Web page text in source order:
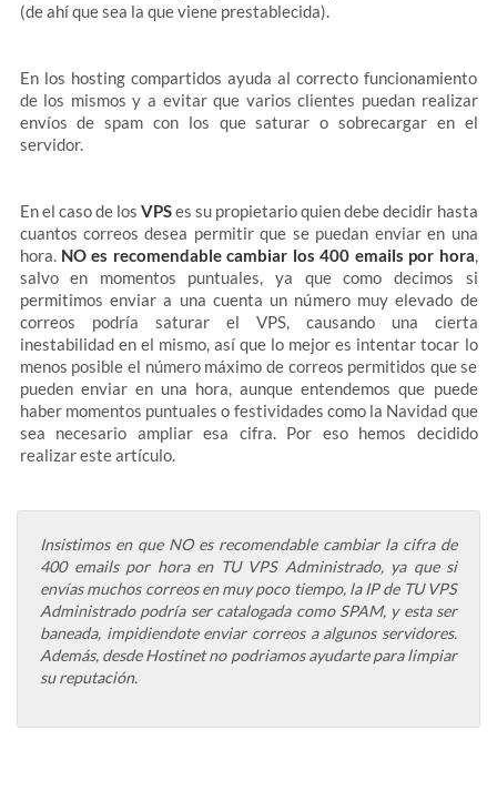
(de ahí que sea la que viene prestablecida).
En los hosting compartidos ayuda al correcto funcionamiento
de los mismos y a evitar que varios clientes puedan realizar
envíos de spam con los que saturar o sobrecargar en el
servidor.
En el caso de los VPSes su propietario quien debe decidir hasta
cuantos correos desea permitir que se puedan enviar en una
hora. NO es recomendable cambiar los 400 emails por hora,
salvo en momentos puntuales, ya que como decimos si
permitimos enviar a una cuenta un número muy elevado de
correos podría saturar el VPS, causando una cierta
inestabilidad en el mismo, así que lo mejor es intentar tocar lo
menos posible el número máximo de correos permitidos que se
pueden enviar en una hora, aunque entendemos que puede
haber momentos puntuales o festividades como la Navidad que
sea necesario ampliar esa cifra. Por eso hemos decidido
realizar este artículo.
Insistimos en que NO es recomendable cambiar la cifra de
400 emails por hora en TU VPS Administrado, ya que si
envías muchos correos en muy poco tiempo, la IP de TU VPS
Administrado podría ser catalogada como SPAM, y esta ser
baneada, impidiendote enviar correos a algunos servidores.
Además, desde Hostinet no podriamos ayudarte para limpiar
su reputación.